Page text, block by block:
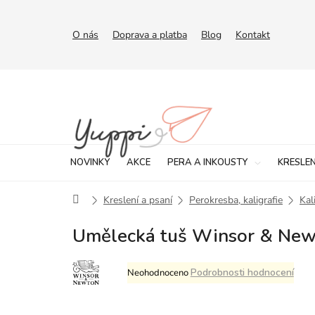
O nás Doprava a platba Blog Kontakt
NOVINKY AKCE PERA A INKOUSTY
DomůKreslení a psaní Perokresba, kaligrafie
Umělecká tuš Winsor &
Průměrné
hodnocení
NeohodnocenoPodrobnosti hodnocení